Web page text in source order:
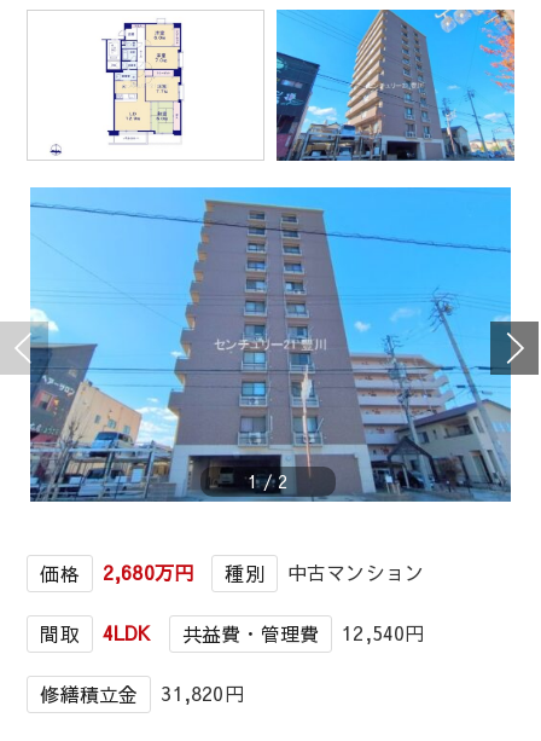
1/2
価格 2,680万円 種別 中古マンション
間取 4LDK 共益費・管理費 12,540円
修繕積立金 31,820円